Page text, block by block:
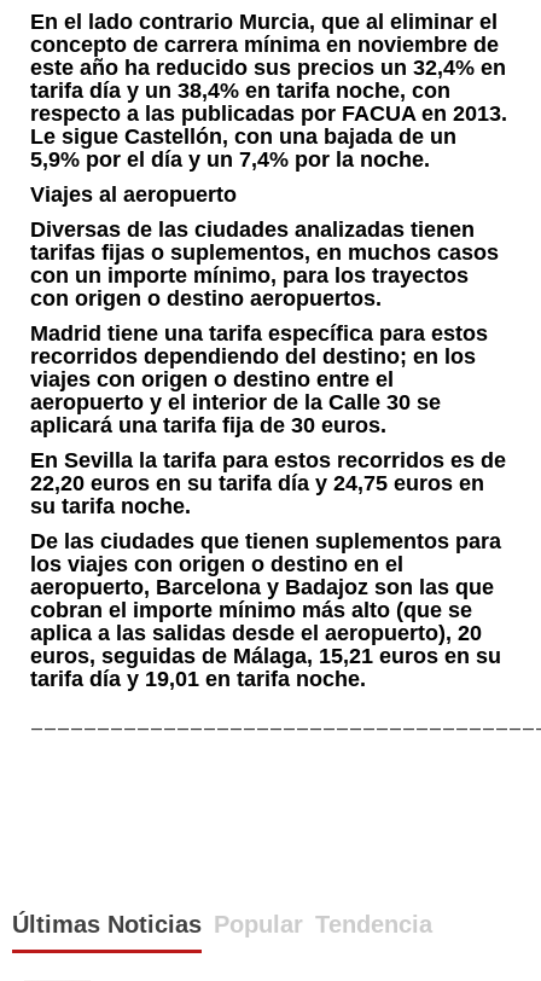
En el lado contrario Murcia, que al eliminar el
concepto de carrera mínima en noviembre de
este año ha reducido sus precios un 32,4% en
tarifa día y un 38,4% en tarifa noche, con
respecto a las publicadas por FACUA en 2013.
Le sigue Castellón, con una bajada de un
5,9% por el día y un 7,4% por la noche.
Viajes al aeropuerto
Diversas de las ciudades analizadas tienen
tarifas fijas o suplementos, en muchos casos
con un importe mínimo, para los trayectos
con origen o destino aeropuertos.
Madrid tiene una tarifa específica para estos
recorridos dependiendo del destino; en los
viajes con origen o destino entre el
aeropuerto y el interior de la Calle 30 se
aplicará una tarifa fija de 30 euros.
En Sevilla la tarifa para estos recorridos es de
22,20 euros en su tarifa día y 24,75 euros en
su tarifa noche.
De las ciudades que tienen suplementos para
los viajes con origen o destino en el
aeropuerto, Barcelona y Badajoz son las que
cobran el importe mínimo más alto (que se
aplica a las salidas desde el aeropuerto), 20
euros, seguidas de Málaga, 15,21 euros en su
tarifa día y 19,01 en tarifa noche.
Últimas Noticias Popular Tendencia